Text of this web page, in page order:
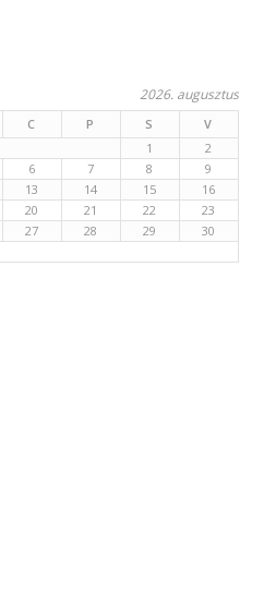
2026. augusztus
C P S
V
1
2
6 7 8
9
13 14 15
16
20 21 22
23
27 28 29
30